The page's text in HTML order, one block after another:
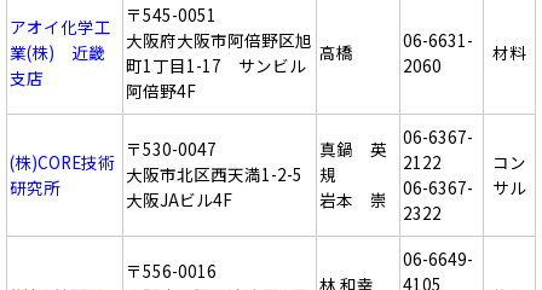
アオイ化学工
業(株) 近畿
支店
〒545-0051
大阪府大阪市阿倍野区旭
町1丁目1-17 サンビル
阿倍野4F
高橋
06-6631-
2060
材料
(株)CORE技術
研究所
〒530-0047
大阪市北区西天満1-2-5
大阪JAビル4F
真鍋 英
規
岩本 崇
06-6367-
2122
06-6367-
2322
コン
サル
〒556-0016
林 和幸
06-6649-
4105